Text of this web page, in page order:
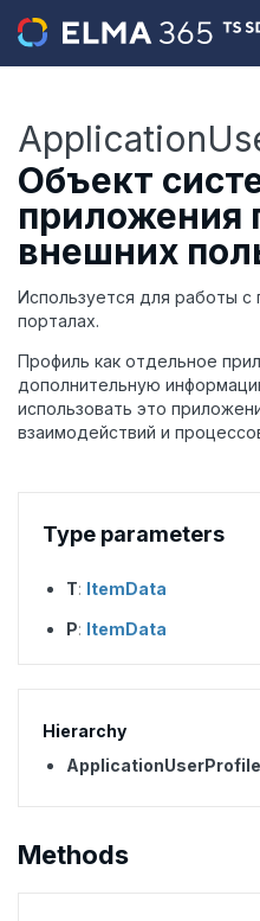
Объект
приложения
внешних
Используется для работы с
порталах.
Профиль как отдельное
дополнительную
использовать это
взаимодействий и
Type parameters
T: ItemData
P: ItemData
Hierarchy
ApplicationUserProfile
Methods